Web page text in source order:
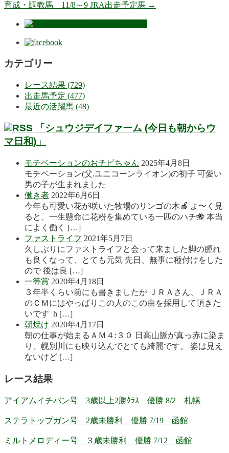
育成・調教馬 11/8～9 JRA出走予定馬 →
カテゴリー
レース結果 (729)
出走馬予定 (477)
最近の活躍馬 (48)
「シュウジデイファーム (今日も朝からウ
マ日和)」
モチベーションのおチビちゃん 2025年4月8日
モチベーション(父.ユニコーンライオン)の初子 可愛い
男の子が生まれました
働き者 2022年6月6日
今年も可愛い花が咲いた牧場のリンゴの木🍎 よ〜く見
ると、一生懸命に花粉を集めている一匹のハチ🐝 本当
によく働く […]
ファストライフ 2021年5月7日
久しぶりにファストライフと会って来ました脚の腫れ
も良くなって、とても元気 先日、無事に種付けをした
ので 後は良 […]
一等賞 2020年4月18日
３年半くらい前にも書きましたが ＪＲＡさん、ＪＲＡ
のＣＭにはやっぱりこの人のこの曲を採用して頂きた
いです h […]
朝焼け 2020年4月17日
朝の仕事が始まるＡＭ４:３０ 日高山脈が真っ赤に染ま
り、幌別川にも映り込んでとても綺麗です。 姿は見え
ないけど […]
レース結果
アイアムイチバン号 3歳以上2勝ｸﾗｽ 優勝 8/2 札幌
ステラトップガン号 2歳未勝利 優勝 7/19 函館
ミルトメロディー号 ３歳未勝利 優勝 7/12 函館